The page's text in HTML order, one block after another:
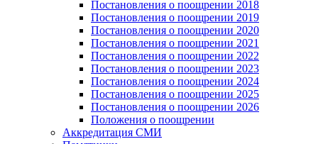
Постановления о поощрении 2018
Постановления о поощрении 2019
Постановления о поощрении 2020
Постановления о поощрении 2021
Постановления о поощрении 2022
Постановления о поощрении 2023
Постановления о поощрении 2024
Постановления о поощрении 2025
Постановления о поощрении 2026
Положения о поощрении
Аккредитация СМИ